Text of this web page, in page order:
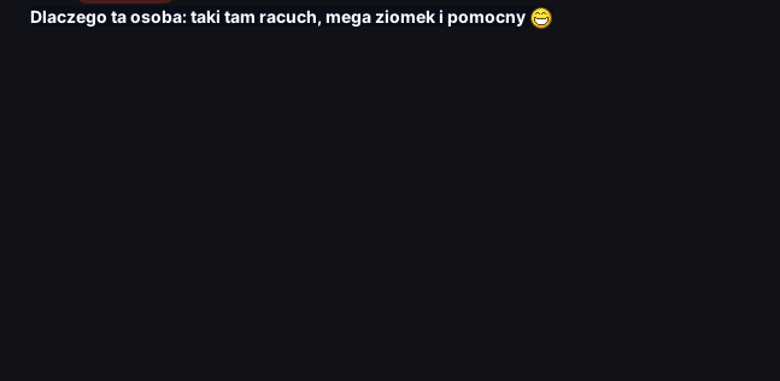
Dlaczego ta osoba: taki tam racuch, mega ziomek i pomocny